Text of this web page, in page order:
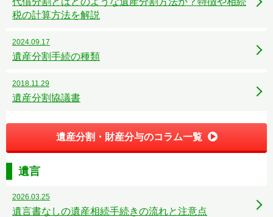
税の計算方法を解説
2024.09.17
遺産分割手続の種類
2018.11.29
遺産分割協議書
遺産分割・財産分与のコラム一覧
遺言
2026.03.25
遺言書なしの遺産相続手続きの流れと注意点